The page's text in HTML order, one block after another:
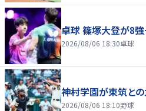
卓球 篠塚大登が8強
2026/08/06 18:30卓球
神村学園が東筑と
2026/08/06 18:10野球